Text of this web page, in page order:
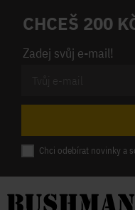
CHCEŠ 200
Zadej svůj e-mail!
Chci odebírat novinky a